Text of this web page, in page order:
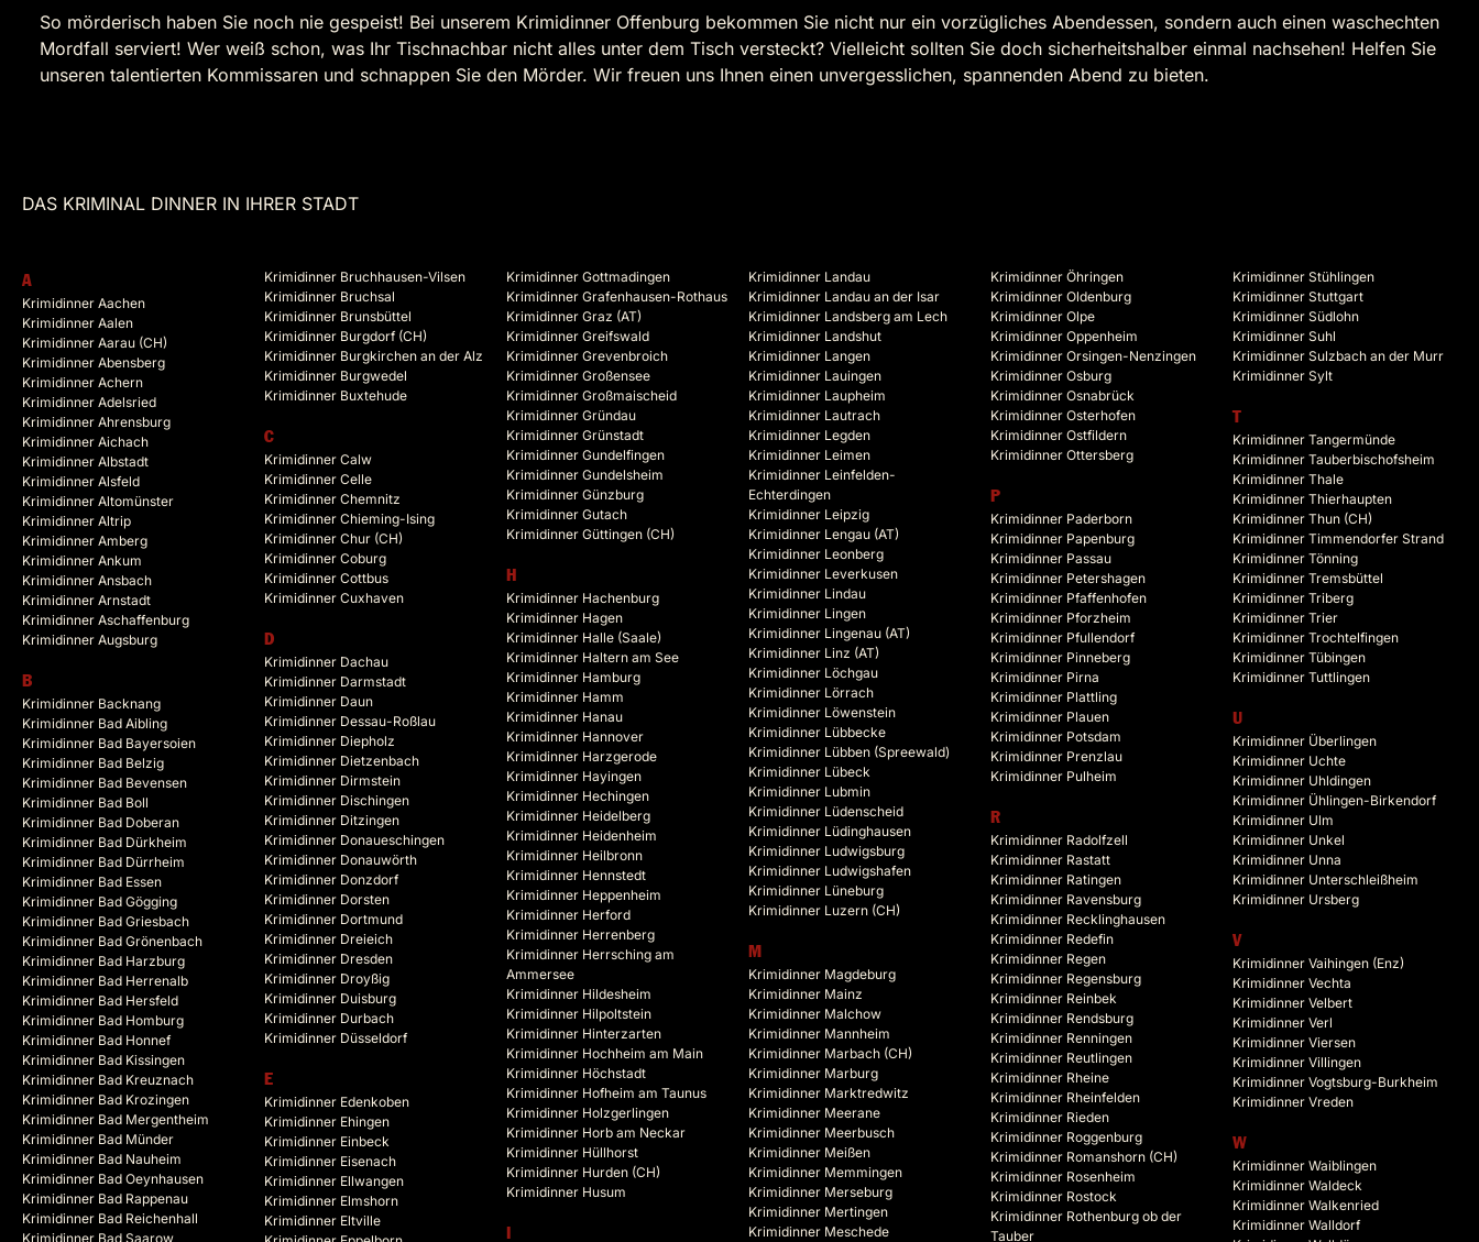
So mörderisch haben Sie noch nie gespeist! Bei unserem Krimidinner Offenburg bekommen Sie nicht nur ein vorzügliches Abendessen, sondern auch einen waschechten
Mordfall serviert! Wer weiß schon, was Ihr Tischnachbar nicht alles unter dem Tisch versteckt? Vielleicht sollten Sie doch sicherheitshalber einmal nachsehen! Helfen Sie
unseren talentierten Kommissaren und schnappen Sie den Mörder. Wir freuen uns Ihnen einen unvergesslichen, spannenden Abend zu bieten.
DAS KRIMINAL DINNER IN IHRER STADT
A
Krimidinner Aachen
Krimidinner Aalen
Krimidinner Aarau (CH)
Krimidinner Abensberg
Krimidinner Achern
Krimidinner Adelsried
Krimidinner Ahrensburg
Krimidinner Aichach
Krimidinner Albstadt
Krimidinner Alsfeld
Krimidinner Altomünster
Krimidinner Altrip
Krimidinner Amberg
Krimidinner Ankum
Krimidinner Ansbach
Krimidinner Arnstadt
Krimidinner Aschaffenburg
Krimidinner Augsburg
B
Krimidinner Backnang
Krimidinner Bad Aibling
Krimidinner Bad Bayersoien
Krimidinner Bad Belzig
Krimidinner Bad Bevensen
Krimidinner Bad Boll
Krimidinner Bad Doberan
Krimidinner Bad Dürkheim
Krimidinner Bad Dürrheim
Krimidinner Bad Essen
Krimidinner Bad Gögging
Krimidinner Bad Griesbach
Krimidinner Bad Grönenbach
Krimidinner Bad Harzburg
Krimidinner Bad Herrenalb
Krimidinner Bad Hersfeld
Krimidinner Bad Homburg
Krimidinner Bad Honnef
Krimidinner Bad Kissingen
Krimidinner Bad Kreuznach
Krimidinner Bad Krozingen
Krimidinner Bad Mergentheim
Krimidinner Bad Münder
Krimidinner Bad Nauheim
Krimidinner Bad Oeynhausen
Krimidinner Bad Rappenau
Krimidinner Bad Reichenhall
Krimidinner Bad Saarow
Krimidinner Bruchhausen-Vilsen
Krimidinner Bruchsal
Krimidinner Brunsbüttel
Krimidinner Burgdorf (CH)
Krimidinner Burgkirchen an der Alz
Krimidinner Burgwedel
Krimidinner Buxtehude
C
Krimidinner Calw
Krimidinner Celle
Krimidinner Chemnitz
Krimidinner Chieming-Ising
Krimidinner Chur (CH)
Krimidinner Coburg
Krimidinner Cottbus
Krimidinner Cuxhaven
D
Krimidinner Dachau
Krimidinner Darmstadt
Krimidinner Daun
Krimidinner Dessau-Roßlau
Krimidinner Diepholz
Krimidinner Dietzenbach
Krimidinner Dirmstein
Krimidinner Dischingen
Krimidinner Ditzingen
Krimidinner Donaueschingen
Krimidinner Donauwörth
Krimidinner Donzdorf
Krimidinner Dorsten
Krimidinner Dortmund
Krimidinner Dreieich
Krimidinner Dresden
Krimidinner Droyßig
Krimidinner Duisburg
Krimidinner Durbach
Krimidinner Düsseldorf
E
Krimidinner Edenkoben
Krimidinner Ehingen
Krimidinner Einbeck
Krimidinner Eisenach
Krimidinner Ellwangen
Krimidinner Elmshorn
Krimidinner Eltville
Krimidinner Gottmadingen
Krimidinner Grafenhausen-Rothaus
Krimidinner Graz (AT)
Krimidinner Greifswald
Krimidinner Grevenbroich
Krimidinner Großensee
Krimidinner Großmaischeid
Krimidinner Gründau
Krimidinner Grünstadt
Krimidinner Gundelfingen
Krimidinner Gundelsheim
Krimidinner Günzburg
Krimidinner Gutach
Krimidinner Güttingen (CH)
H
Krimidinner Hachenburg
Krimidinner Hagen
Krimidinner Halle (Saale)
Krimidinner Haltern am See
Krimidinner Hamburg
Krimidinner Hamm
Krimidinner Hanau
Krimidinner Hannover
Krimidinner Harzgerode
Krimidinner Hayingen
Krimidinner Hechingen
Krimidinner Heidelberg
Krimidinner Heidenheim
Krimidinner Heilbronn
Krimidinner Hennstedt
Krimidinner Heppenheim
Krimidinner Herford
Krimidinner Herrenberg
Krimidinner Herrsching am
Ammersee
Krimidinner Hildesheim
Krimidinner Hilpoltstein
Krimidinner Hinterzarten
Krimidinner Hochheim am Main
Krimidinner Höchstadt
Krimidinner Hofheim am Taunus
Krimidinner Holzgerlingen
Krimidinner Horb am Neckar
Krimidinner Hüllhorst
Krimidinner Hurden (CH)
Krimidinner Husum
Krimidinner Landau
Krimidinner Landau an der Isar
Krimidinner Landsberg am Lech
Krimidinner Landshut
Krimidinner Langen
Krimidinner Lauingen
Krimidinner Laupheim
Krimidinner Lautrach
Krimidinner Legden
Krimidinner Leimen
Krimidinner Leinfelden-
Echterdingen
Krimidinner Leipzig
Krimidinner Lengau (AT)
Krimidinner Leonberg
Krimidinner Leverkusen
Krimidinner Lindau
Krimidinner Lingen
Krimidinner Lingenau (AT)
Krimidinner Linz (AT)
Krimidinner Löchgau
Krimidinner Lörrach
Krimidinner Löwenstein
Krimidinner Lübbecke
Krimidinner Lübben (Spreewald)
Krimidinner Lübeck
Krimidinner Lubmin
Krimidinner Lüdenscheid
Krimidinner Lüdinghausen
Krimidinner Ludwigsburg
Krimidinner Ludwigshafen
Krimidinner Lüneburg
Krimidinner Luzern (CH)
M
Krimidinner Magdeburg
Krimidinner Mainz
Krimidinner Malchow
Krimidinner Mannheim
Krimidinner Marbach (CH)
Krimidinner Marburg
Krimidinner Marktredwitz
Krimidinner Meerane
Krimidinner Meerbusch
Krimidinner Meißen
Krimidinner Memmingen
Krimidinner Merseburg
Krimidinner Mertingen
Krimidinner Meschede
Krimidinner Öhringen
Krimidinner Oldenburg
Krimidinner Olpe
Krimidinner Oppenheim
Krimidinner Orsingen-Nenzingen
Krimidinner Osburg
Krimidinner Osnabrück
Krimidinner Osterhofen
Krimidinner Ostfildern
Krimidinner Ottersberg
P
Krimidinner Paderborn
Krimidinner Papenburg
Krimidinner Passau
Krimidinner Petershagen
Krimidinner Pfaffenhofen
Krimidinner Pforzheim
Krimidinner Pfullendorf
Krimidinner Pinneberg
Krimidinner Pirna
Krimidinner Plattling
Krimidinner Plauen
Krimidinner Potsdam
Krimidinner Prenzlau
Krimidinner Pulheim
R
Krimidinner Radolfzell
Krimidinner Rastatt
Krimidinner Ratingen
Krimidinner Ravensburg
Krimidinner Recklinghausen
Krimidinner Redefin
Krimidinner Regen
Krimidinner Regensburg
Krimidinner Reinbek
Krimidinner Rendsburg
Krimidinner Renningen
Krimidinner Reutlingen
Krimidinner Rheine
Krimidinner Rheinfelden
Krimidinner Rieden
Krimidinner Roggenburg
Krimidinner Romanshorn (CH)
Krimidinner Rosenheim
Krimidinner Rostock
Krimidinner Rothenburg ob der
Tauber
Krimidinner Stühlingen
Krimidinner Stuttgart
Krimidinner Südlohn
Krimidinner Suhl
Krimidinner Sulzbach an der Murr
Krimidinner Sylt
T
Krimidinner Tangermünde
Krimidinner Tauberbischofsheim
Krimidinner Thale
Krimidinner Thierhaupten
Krimidinner Thun (CH)
Krimidinner Timmendorfer Strand
Krimidinner Tönning
Krimidinner Tremsbüttel
Krimidinner Triberg
Krimidinner Trier
Krimidinner Trochtelfingen
Krimidinner Tübingen
Krimidinner Tuttlingen
U
Krimidinner Überlingen
Krimidinner Uchte
Krimidinner Uhldingen
Krimidinner Ühlingen-Birkendorf
Krimidinner Ulm
Krimidinner Unkel
Krimidinner Unna
Krimidinner Unterschleißheim
Krimidinner Ursberg
V
Krimidinner Vaihingen (Enz)
Krimidinner Vechta
Krimidinner Velbert
Krimidinner Verl
Krimidinner Viersen
Krimidinner Villingen
Krimidinner Vogtsburg-Burkheim
Krimidinner Vreden
W
Krimidinner Waiblingen
Krimidinner Waldeck
Krimidinner Walkenried
Krimidinner Walldorf